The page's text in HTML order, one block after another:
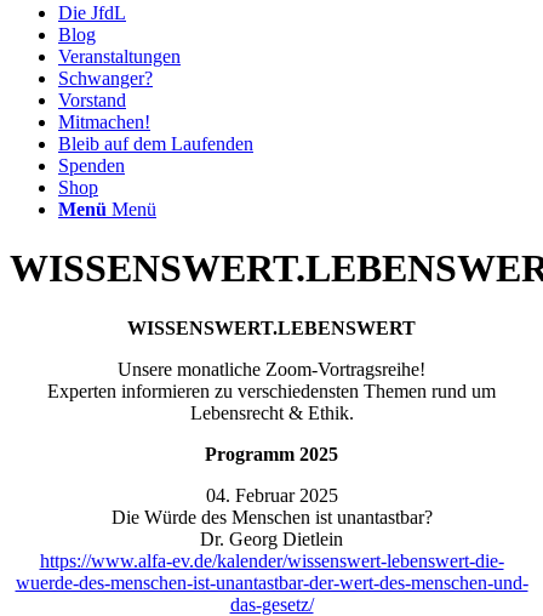
Die JfdL
Blog
Veranstaltungen
Schwanger?
Vorstand
Mitmachen!
Bleib auf dem Laufenden
Spenden
Shop
Menü Menü
WISSENSWERT.LEBENSWERT
Unsere monatliche Zoom-Vortragsreihe!
Experten informieren zu verschiedensten Themen rund um
Lebensrecht & Ethik.
Programm 2025
04. Februar 2025
Die Würde des Menschen ist unantastbar?
Dr. Georg Dietlein
https://www.alfa-ev.de/kalender/wissenswert-lebenswert-die-
wuerde-des-menschen-ist-unantastbar-der-wert-des-menschen-und-
das-gesetz/